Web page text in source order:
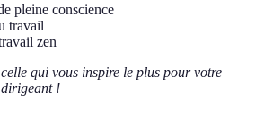
pleine conscience
travail
zen
qui vous inspire le plus pour votre
!